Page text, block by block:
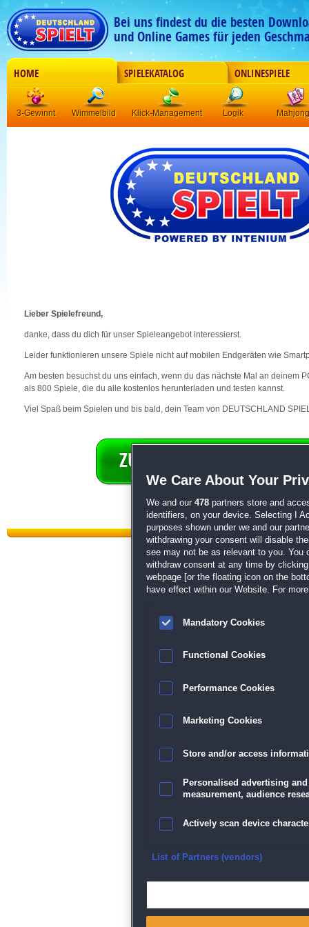
Bei uns findest du die besten
und Online Games für jeden
HOME SPIELEKATALOG ONLINESPIELE
3-Gewinnt Wimmelbild Klick-Management Logik Mahjong
Lieber Spielefreund,
danke, dass du dich für unser Spieleangebot interessierst.
Leider funktionieren unsere Spiele nicht auf mobilen Endgeräten wie
Am besten besuchst du uns einfach, wenn du das nächste Mal an deinem
als 800 Spiele, die du alle kostenlos herunterladen und testen kannst.
Viel Spaß beim Spielen und bis bald, dein Team von DEUTSCHLAND
Datenschutz| AGB|Impressum
We Care About Your
We and our 478 partners store and
identifiers, on your device. Selecting I
purposes shown under we and our
withdrawing your consent will disable
see may not be as relevant to you. You
withdraw consent at any time by
webpage [or the floating icon on the
have effect within our Website. For
Mandatory Cookies
Functional Cookies
Performance Cookies
Marketing Cookies
Store and/or access
Personalised advertising
measurement, audience
Actively scan device
Ensure security, prevent
List of Partners (vendors)